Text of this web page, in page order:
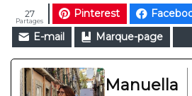
Pinterest
E-mail
Marque-page
Partages
27
Manuella